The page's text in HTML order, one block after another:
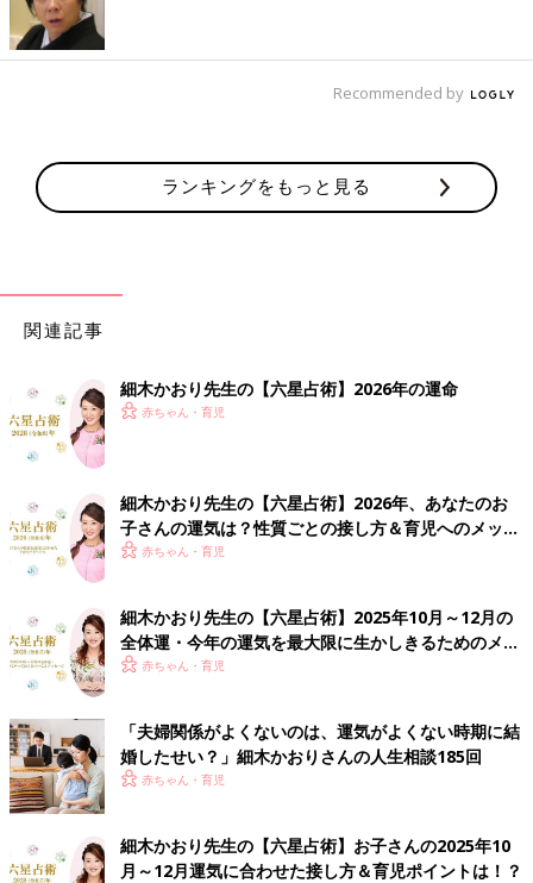
Recommended by
ランキングをもっと見る
関連記事
細木かおり先生の【六星占術】2026年の運命
赤ちゃん・育児
細木かおり先生の【六星占術】2026年、あなたのお
子さんの運気は？性質ごとの接し方＆育児へのメッセ
ージ赤ちゃん・育児
細木かおり先生の【六星占術】2025年10月～12月の
全体運・今年の運気を最大限に生かしきるためのメッ
セージ
赤ちゃん・育児
「夫婦関係がよくないのは、運気がよくない時期に結
婚したせい？」細木かおりさんの人生相談185回
赤ちゃん・育児
細木かおり先生の【六星占術】お子さんの2025年10
月～12月運気に合わせた接し方＆育児ポイントは！？